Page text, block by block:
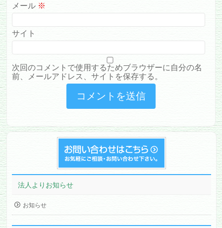
メール ※
サイト
次回のコメントで使用するためブラウザーに自分の名
前、メールアドレス、サイトを保存する。
法人よりお知らせ
お知らせ